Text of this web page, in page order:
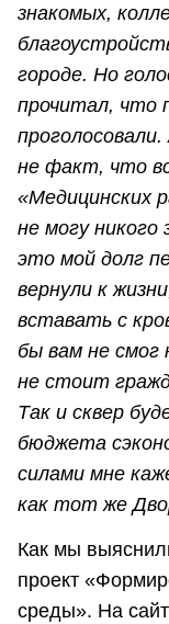
знакомых,
городе. Но
прочитал, что
не факт, что
«Медицинских
не могу
это мой долг
вернули к
вставать с
бы вам не смог
не стоит
Так и сквер
бюджета
силами мне
как тот же
Как мы
проект
среды». На